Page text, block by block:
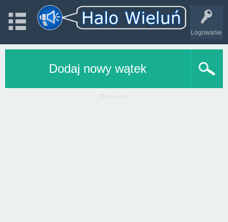
Logowanie
Dodaj nowy wątek
R e k l a m a